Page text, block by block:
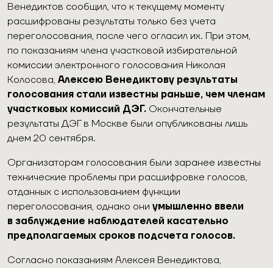
Венедиктов сообщил, что к текущему моменту
расшифрованы результаты только без учета
переголосования, после чего огласил их. При этом,
по показаниям члена участковой избирательной
комиссии электронного голосования Николая
Колосова, Алексею Венедиктову результаты
голосования стали известны раньше, чем членам
участковых комиссий ДЭГ. Окончательные
результаты ДЭГ в Москве были опубликованы лишь
днем 20 сентября.
Организаторам голосования были заранее известны
технические проблемы при расшифровке голосов,
отданных с использованием функции
переголосования, однако они умышленно ввели
в заблуждение наблюдателей касательно
предполагаемых сроков подсчета голосов.
Согласно показаниям Алексея Венедиктова,